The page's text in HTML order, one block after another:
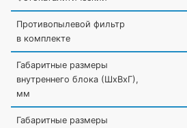
Противопылевой фильтр
в комплекте
Габаритные размеры
внутреннего блока (ШxВxГ),
мм
Габаритные размеры